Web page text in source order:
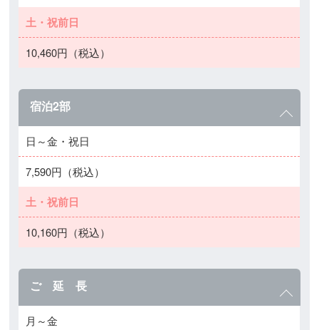
土・祝前日
10,460円（税込）
宿泊2部
日～金・祝日
7,590円（税込）
土・祝前日
10,160円（税込）
ご 延 長
月～金